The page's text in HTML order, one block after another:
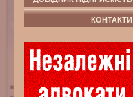
КОНТАКТИ